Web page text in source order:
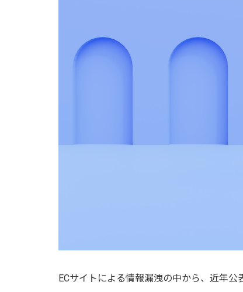
ECサイトによる情報漏洩の中から、近年公